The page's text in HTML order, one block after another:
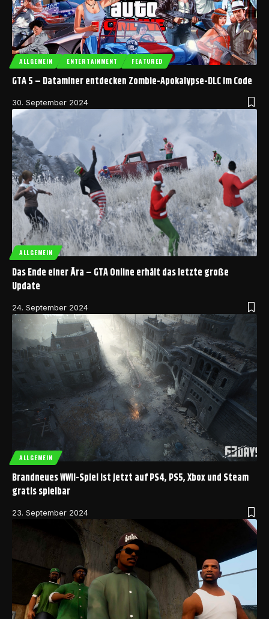
ALLGEMEIN ENTERTAINMENT FEATURED
GTA 5 – Dataminer entdecken Zombie-Apokalypse-DLC im Code
30. September 2024
ALLGEMEIN
Das Ende einer Ära – GTA Online erhält das letzte große
Update
24. September 2024
ALLGEMEIN
Brandneues WWII-Spiel ist jetzt auf PS4, PS5, Xbox und Steam
gratis spielbar
23. September 2024